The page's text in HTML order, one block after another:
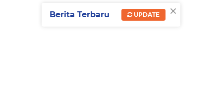
×
Berita Terbaru UPDATE